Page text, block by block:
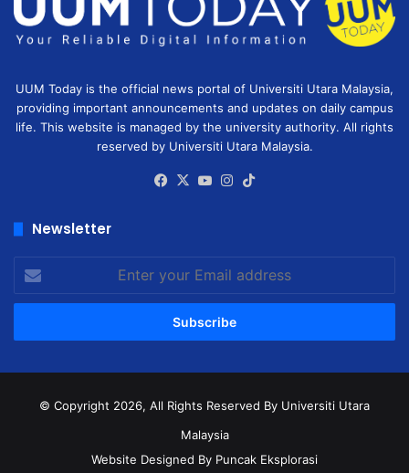
UUM Today is the official news portal of Universiti Utara Malaysia,
providing important announcements and updates on daily campus
life. This website is managed by the university authority. All rights
reserved by Universiti Utara Malaysia.
Facebook
X YouTubeInstagram
Newsletter
Enter
your
Email
© Copyright 2026, All Rights Reserved By Universiti Utara
Malaysia
Website Designed By Puncak Eksplorasi